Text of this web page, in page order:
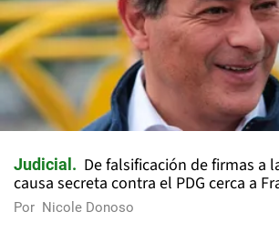
Judicial
De falsificación de firmas a
causa secreta contra el PDG cerca a
Por Nicole Donoso